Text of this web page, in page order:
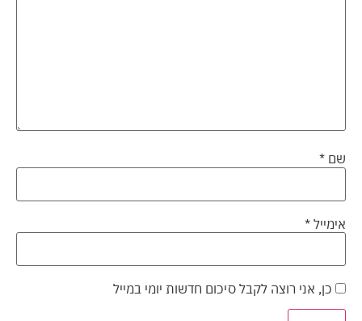
שם *
אימייל *
כן, אני רוצה לקבל סיכום חדשות יומי במייל